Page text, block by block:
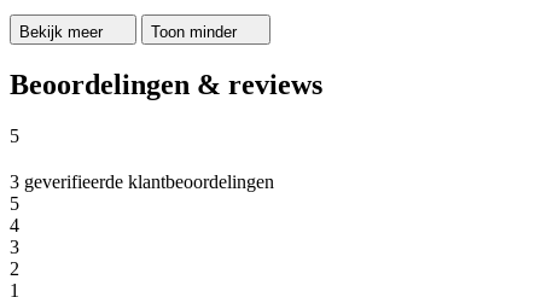
Bekijk meer Toon minder
Beoordelingen & reviews
5
3 geverifieerde klantbeoordelingen
5
4
3
2
1